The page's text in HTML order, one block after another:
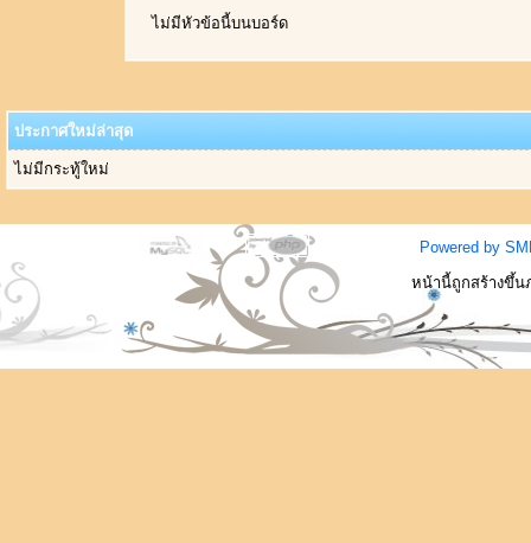
ไม่มีหัวข้อนี้บนบอร์ด
ประกาศใหม่ล่าสุด
ไม่มีกระทู้ใหม่
Powered by
หน้านี้ถูกสร้างขึ้น